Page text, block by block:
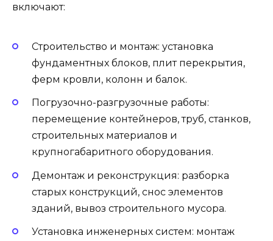
включают:
Строительство и монтаж: установка
фундаментных блоков, плит перекрытия,
ферм кровли, колонн и балок.
Погрузочно-разгрузочные работы:
перемещение контейнеров, труб, станков,
строительных материалов и
крупногабаритного оборудования.
Демонтаж и реконструкция: разборка
старых конструкций, снос элементов
зданий, вывоз строительного мусора.
Установка инженерных систем: монтаж